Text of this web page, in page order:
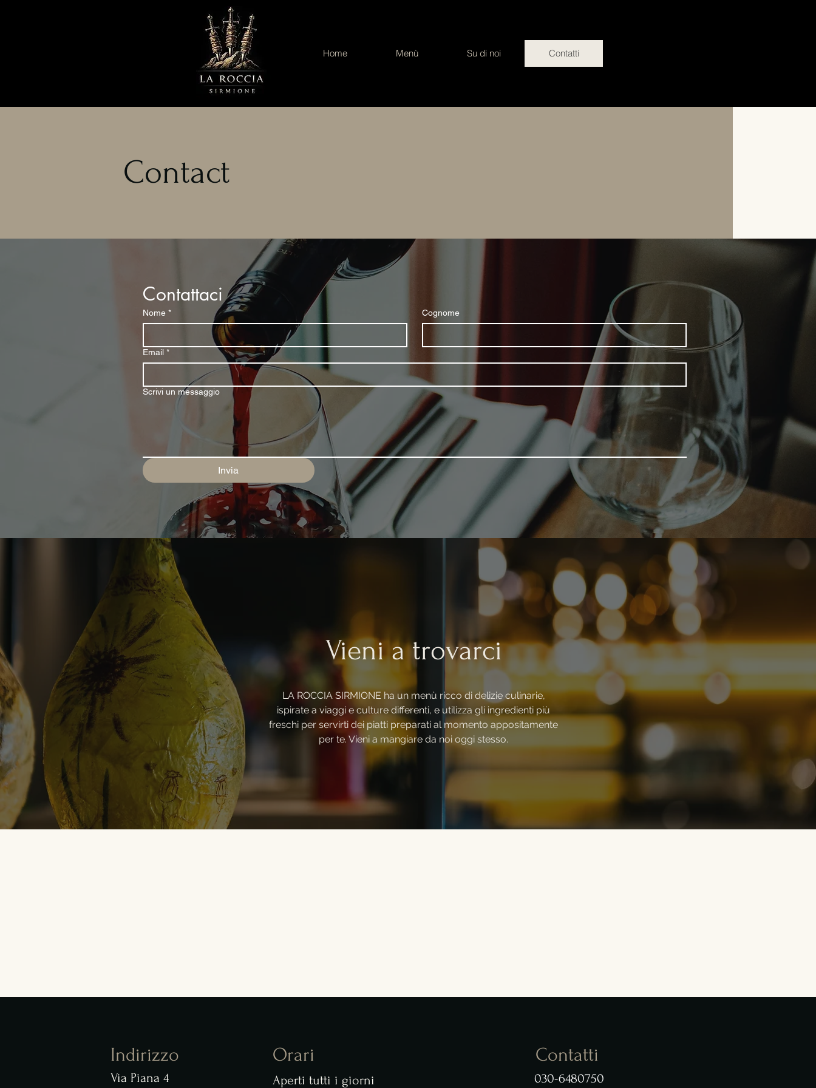
Home Menù Su di noi Contatti
Contact
Contattaci
Nome * Cognome
Email *
Scrivi un messaggio
Invia
Vieni a trovarci
LA ROCCIA SIRMIONE ha un menù ricco di delizie culinarie,
ispirate a viaggi e culture differenti, e utilizza gli ingredienti più
freschi per servirti dei piatti preparati al momento appositamente
per te. Vieni a mangiare da noi oggi stesso.
Indirizzo Orari Contatti
Via Piana 4 Aperti tutti i giorni 030-6480750